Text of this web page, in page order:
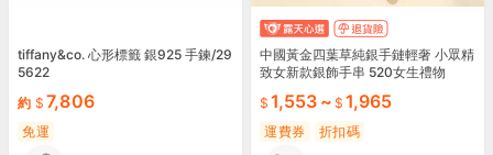
tiffany&co. 心形標籤 銀925 手鍊/29
5622
約
7,806
免運
中國黃金四葉草純銀手鏈輕奢 小眾精
致女新款銀飾手串 520女生禮物
1,553 ~ 1,965
運費券 折扣碼